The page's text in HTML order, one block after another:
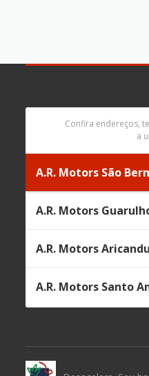
Confira endereços,
a
A.R. Motors São
A.R. Motors
A.R. Motors
A.R. Motors Santo